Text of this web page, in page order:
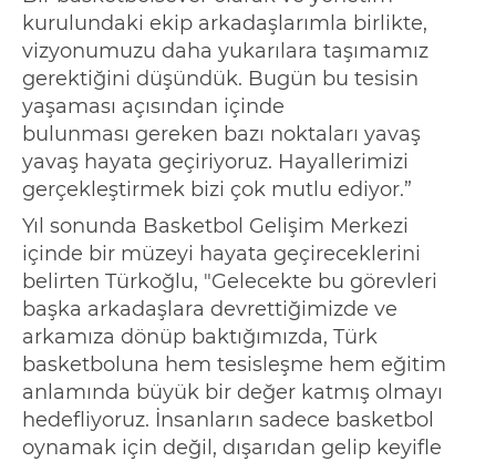
kurulundaki ekip arkadaşlarımla birlikte,
vizyonumuzu daha yukarılara taşımamız
gerektiğini düşündük. Bugün bu tesisin
yaşaması açısından içinde
bulunması gereken bazı noktaları yavaş
yavaş hayata geçiriyoruz. Hayallerimizi
gerçekleştirmek bizi çok mutlu ediyor.”
Yıl sonunda Basketbol Gelişim Merkezi
içinde bir müzeyi hayata geçireceklerini
belirten Türkoğlu, "Gelecekte bu görevleri
başka arkadaşlara devrettiğimizde ve
arkamıza dönüp baktığımızda, Türk
basketboluna hem tesisleşme hem eğitim
anlamında büyük bir değer katmış olmayı
hedefliyoruz. İnsanların sadece basketbol
oynamak için değil, dışarıdan gelip keyifle